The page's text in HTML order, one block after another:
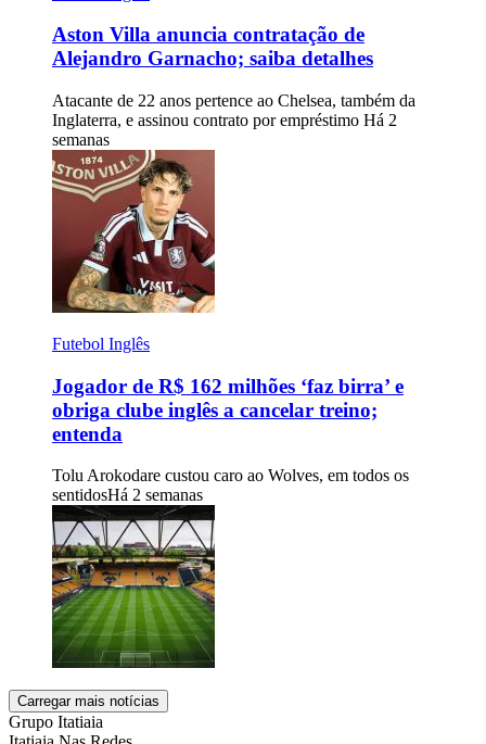
Aston Villa anuncia contratação de
Alejandro Garnacho; saiba detalhes
Atacante de 22 anos pertence ao Chelsea, também da
Inglaterra, e assinou contrato por empréstimo Há 2
semanas
Futebol Inglês
Jogador de R$ 162 milhões ‘faz birra’ e
obriga clube inglês a cancelar treino;
entenda
Tolu Arokodare custou caro ao Wolves, em todos os
sentidosHá 2 semanas
Carregar mais notícias
Grupo Itatiaia